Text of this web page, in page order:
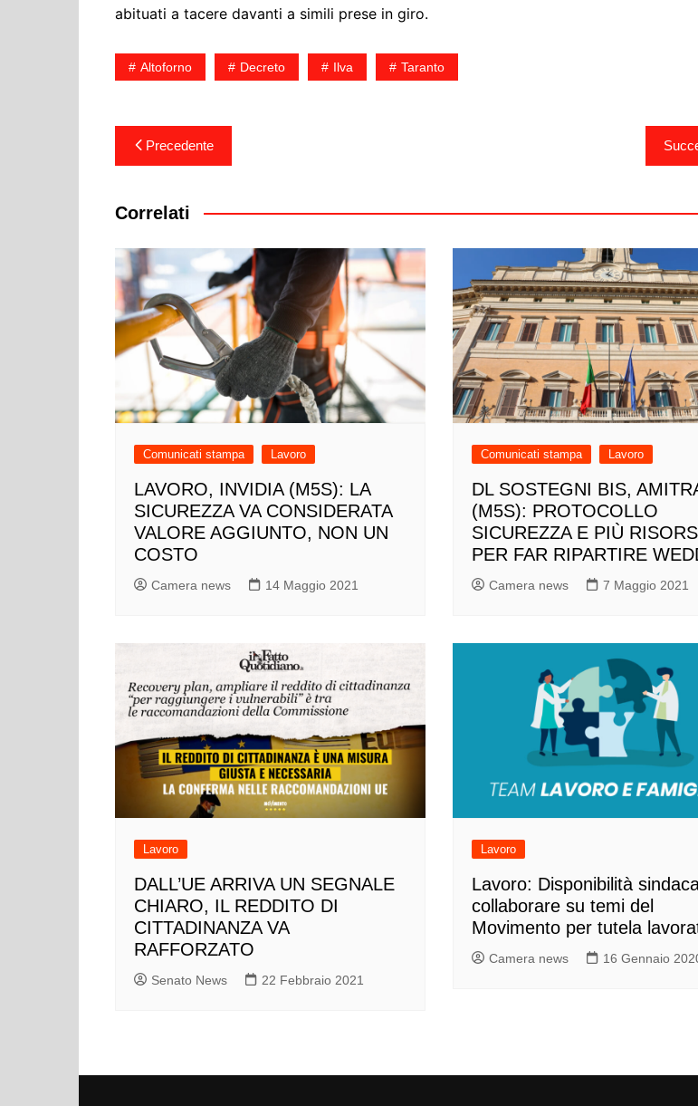
abituati a tacere davanti a simili prese in giro.
Altoforno Decreto Ilva Taranto
Navigazione
articoli
Precedente
Correlati
Comunicati stampa Lavoro
LAVORO, INVIDIA (M5S): LA
SICUREZZA VA CONSIDERATA
VALORE AGGIUNTO, NON UN
COSTO
Camera news 14 Maggio 2021
Comunicati stampa Lavoro
DL SOSTEGNI BIS,
(M5S): PROTOCOLLO
SICUREZZA E PIÙ
PER FAR RIPARTIRE
Camera news 7 Maggio 2021
Lavoro
DALL’UE ARRIVA UN SEGNALE
CHIARO, IL REDDITO DI
CITTADINANZA VA
RAFFORZATO
Senato News 22 Febbraio 2021
Lavoro
Lavoro: Disponibilità
collaborare su temi del
Movimento per tutela
Camera news 16 Gennaio